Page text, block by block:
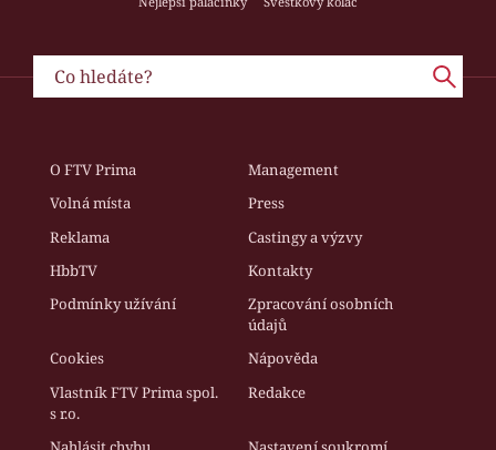
O FTV Prima
Management
Volná místa
Press
Reklama
Castingy a výzvy
HbbTV
Kontakty
Podmínky užívání
Zpracování osobních
údajů
Cookies
Nápověda
Vlastník FTV Prima spol.
s r.o.
Redakce